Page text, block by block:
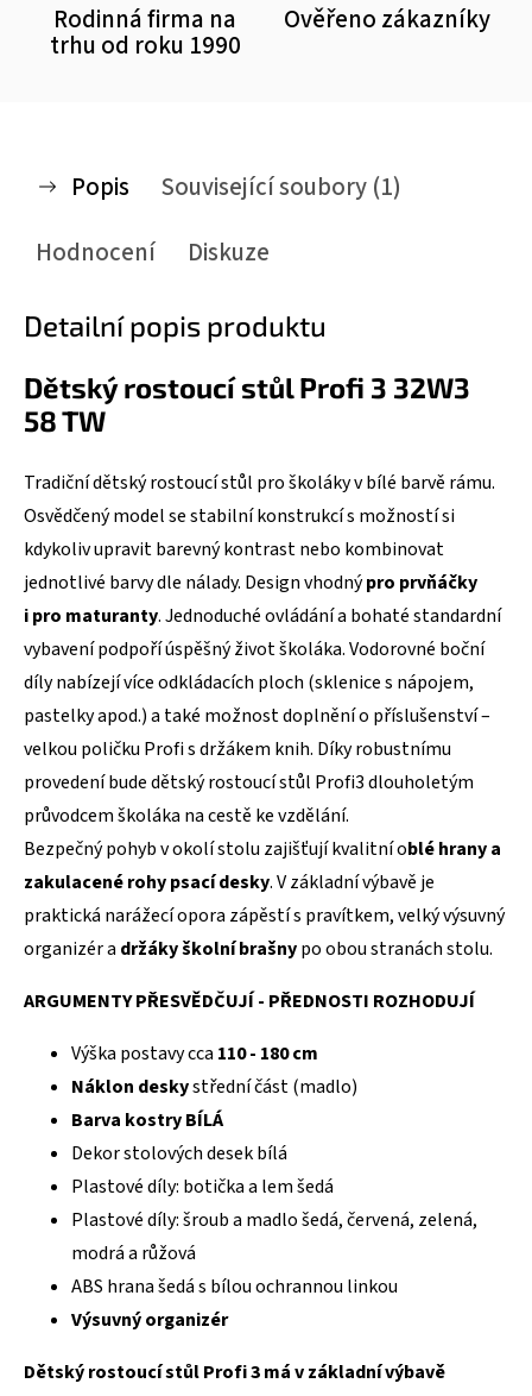
Rodinná firma na
trhu od roku 1990
Ověřeno zákazníky
Popis
Související soubory (1)
Hodnocení
Diskuze
Detailní popis produktu
Dětský rostoucí stůl Profi 3 32W3
58 TW
Tradiční dětský rostoucí stůl pro školáky v bílé barvě rámu.
Osvědčený model se stabilní konstrukcí s možností si
kdykoliv upravit barevný kontrast nebo kombinovat
jednotlivé barvy dle nálady. Design vhodnýpro prvňáčky
i pro maturanty. Jednoduché ovládání a bohaté standardní
vybavení podpoří úspěšný život školáka. Vodorovné boční
díly nabízejí více odkládacích ploch (sklenice s nápojem,
pastelky apod.) a také možnost doplnění o příslušenství –
velkou poličku Profi s držákem knih. Díky robustnímu
provedení bude dětský rostoucí stůl Profi3 dlouholetým
průvodcem školáka na cestě ke vzdělání.
Bezpečný pohyb v okolí stolu zajišťují kvalitní oblé hrany a
zakulacené rohy psací desky. V základní výbavě je
praktická narážecí opora zápěstí s pravítkem, velký výsuvný
organizér a držáky školní brašnypo obou stranách stolu.
ARGUMENTY PŘESVĚDČUJÍ - PŘEDNOSTI ROZHODUJÍ
Výška postavy cca 110 - 180 cm
Náklon deskystřední část (madlo)
Barva kostry BÍLÁ
Dekor stolových desek bílá
Plastové díly: botička a lem šedá
Plastové díly: šroub a madlo šedá, červená, zelená,
modrá a růžová
ABS hrana šedá s bílou ochrannou linkou
Výsuvný organizér
Dětský rostoucí stůl Profi 3 má v základní výbavě